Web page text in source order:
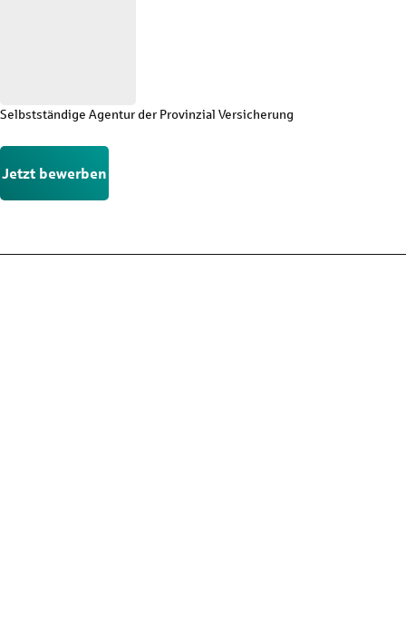
Selbstständige Agentur der Provinzial Versicherung
Jetzt bewerben